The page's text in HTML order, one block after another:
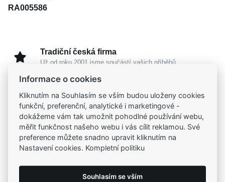
RA005586
Tradiční česká firma
Už od roku 2001 jsme součástí vašich příběhů
Široký výběr produktů
Na našem e-shopu máte výběr z tisíců šperků
Garance vysoké kvality
Certifikáty původu a kvality k vybraným šperkům
Kamenné prodejny
Informace o cookies
Kliknutím na Souhlasím se vším budou uloženy cookies
funkční, preferenční, analytické i marketingové -
dokážeme vám tak umožnit pohodlné používání webu,
měřit funkčnost našeho webu i vás cílit reklamou. Své
preference můžete snadno upravit kliknutím na
Nastavení cookies. Kompletní politiku
Souhlasím se vším